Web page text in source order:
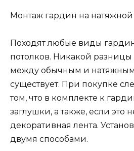
Монтаж гардин на натяжной
Походят любые виды
потолков. Никакой разницы
между обычным и
существует. При покупке
том, что в комплекте к
заглушки, а также, если это
декоративная лента.
двумя способами.